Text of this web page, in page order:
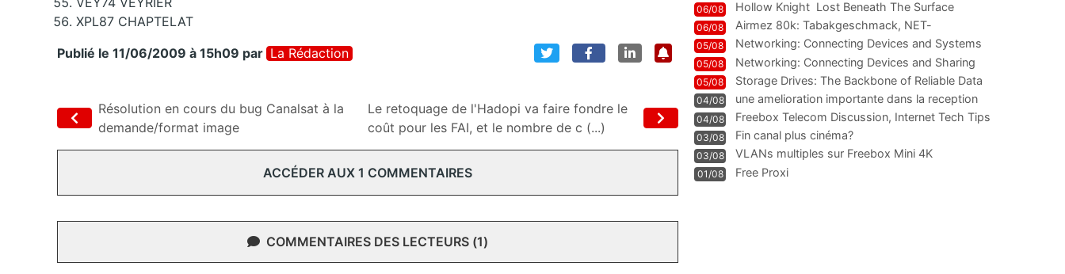
XPL87 CHAPTELAT
Publié le 11/06/2009 à 15h09 par La Rédaction
Résolution en cours du bug Canalsat à la
demande/format image
Le retoquage de l'Hadopi va faire fondre le
coût pour les FAI, et le nombre de c (...)
ACCÉDER AUX 1 COMMENTAIRES
COMMENTAIRES DES LECTEURS (1)
06/08 Hollow Knight  Lost Beneath The Surface
06/08
Airmez 80k: Tabakgeschmack, NET-
Technologie und Leistung im
05/08 Networking: Connecting Devices and Systems
05/08
Networking: Connecting Devices and Sharing
Information
05/08
Storage Drives: The Backbone of Reliable Data
Management
04/08
une amelioration importante dans la reception
WIFI
04/08
Freebox Telecom Discussion, Internet Tech Tips
Communi
03/08 Fin canal plus cinéma?
03/08 VLANs multiples sur Freebox Mini 4K
01/08 Free Proxi